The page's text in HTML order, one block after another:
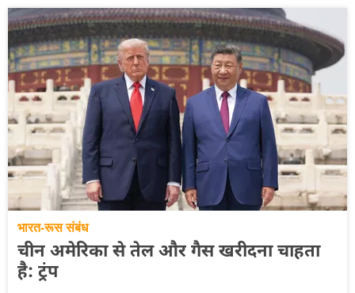
भारत-रूस संबंध
चीन अमेरिका से तेल और गैस खरीदना चाहता
है: ट्रंप